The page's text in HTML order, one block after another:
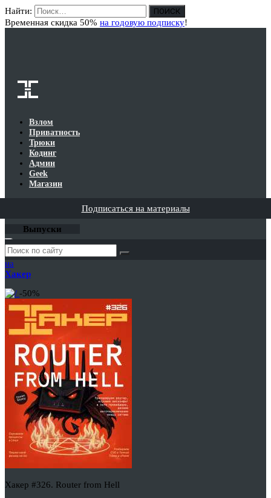
Найти:
Временная скидка 50% на годовую подписку!
Взлом
Приватность
Трюки
Кодинг
Админ
Geek
Магазин
Подписаться на материалы
Выпуски
Годовая
подписка
на
Хакер
-50%
Хакер #326. Router from Hell